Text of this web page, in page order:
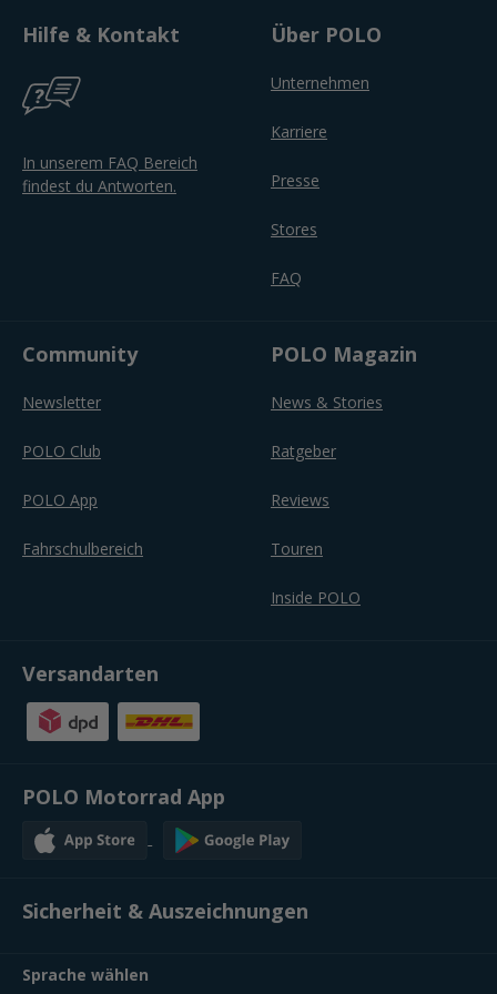
Hilfe & Kontakt
In unserem FAQ Bereich
findest du Antworten.
Über POLO
Unternehmen
Karriere
Presse
Stores
FAQ
Community
Newsletter
POLO Club
POLO App
Fahrschulbereich
POLO Magazin
News & Stories
Ratgeber
Reviews
Touren
Inside POLO
Versandarten
POLO Motorrad App
Sicherheit & Auszeichnungen
Sprache wählen